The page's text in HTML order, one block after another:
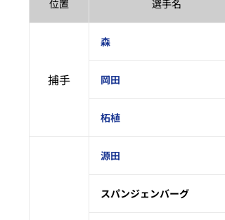
位置 選手名
捕手
森
岡田
柘植
源田
スパンジェンバーグ